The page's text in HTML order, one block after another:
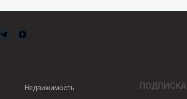
Недвижимость ПОДПИСКА